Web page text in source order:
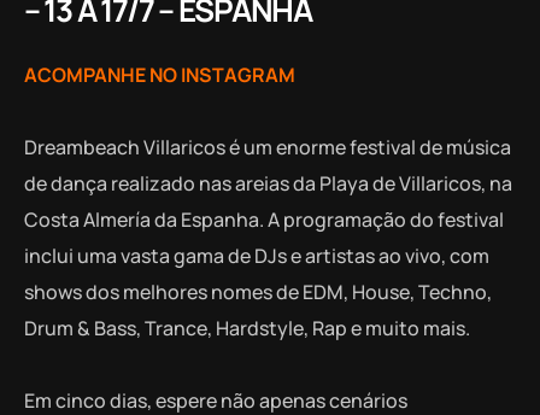
– 13 A 17/7 – ESPANHA
ACOMPANHE NO INSTAGRAM
Dreambeach Villaricos é um enorme festival de música
de dança realizado nas areias da Playa de Villaricos, na
Costa Almería da Espanha. A programação do festival
inclui uma vasta gama de DJs e artistas ao vivo, com
shows dos melhores nomes de EDM, House, Techno,
Drum & Bass, Trance, Hardstyle, Rap e muito mais.
Em cinco dias, espere não apenas cenários